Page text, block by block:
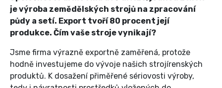
je výroba zemědělských strojů na zpracování
půdy a setí. Export tvoří 80 procent její
produkce. Čím vaše stroje vynikají?
Jsme firma výrazně exportně zaměřená, protože
hodně investujeme do vývoje našich strojírenských
produktů. K dosažení přiměřené sériovosti výroby,